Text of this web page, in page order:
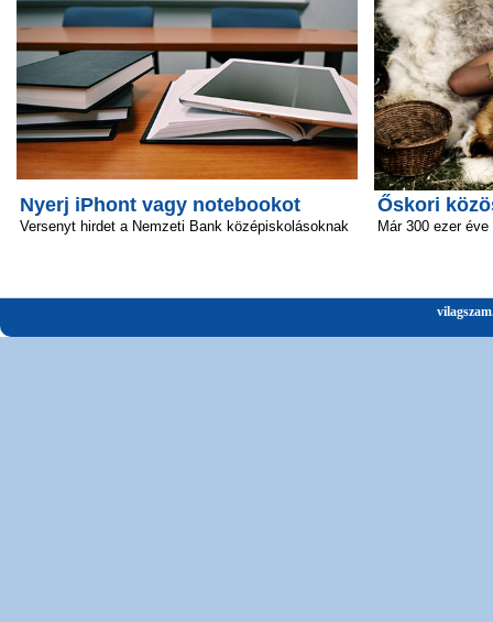
Nyerj iPhont vagy notebookot
Versenyt hirdet a Nemzeti Bank középiskolásoknak
Őskori
Már 300 ezer